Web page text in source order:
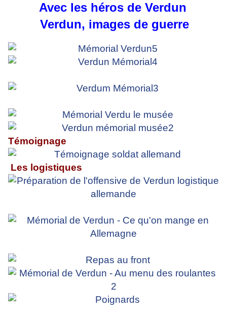
Avec les héros de Verdun
Verdun, images de guerre
Témoignage
Les logistiques